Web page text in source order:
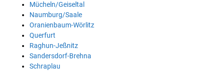
Mücheln/Geiseltal
Naumburg/Saale
Oranienbaum-Wörlitz
Querfurt
Raghun-Jeßnitz
Sandersdorf-Brehna
Schraplau